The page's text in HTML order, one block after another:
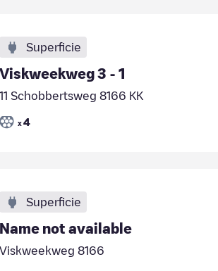
Superficie
Viskweekweg 3 - 1
11 Schobbertsweg 8166 KK
x 4
Superficie
Name not available
Viskweekweg 8166